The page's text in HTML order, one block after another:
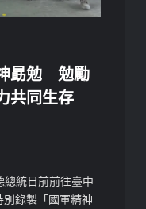
勗勉 勉勵
共同生存
總統日前前往臺中
錄製「國軍精神